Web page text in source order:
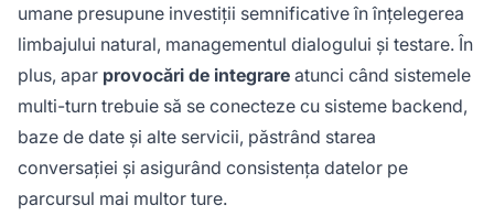
umane presupune investiții semnificative în înțelegerea
limbajului natural, managementul dialogului și testare. În
plus, apar provocări de integrare atunci când sistemele
multi-turn trebuie să se conecteze cu sisteme backend,
baze de date și alte servicii, păstrând starea
conversației și asigurând consistența datelor pe
parcursul mai multor ture.